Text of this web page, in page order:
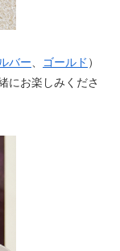
バー ゴールド ）
にお楽しみくださ